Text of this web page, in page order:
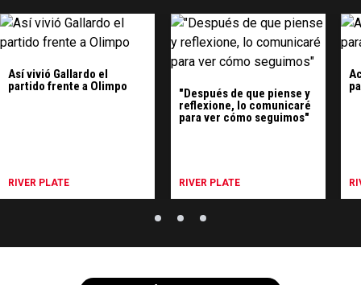
Así vivió Gallardo el
partido frente a Olimpo
RIVER PLATE
"Después de que piense y
reflexione, lo comunicaré
para ver cómo seguimos"
RIVER PLATE